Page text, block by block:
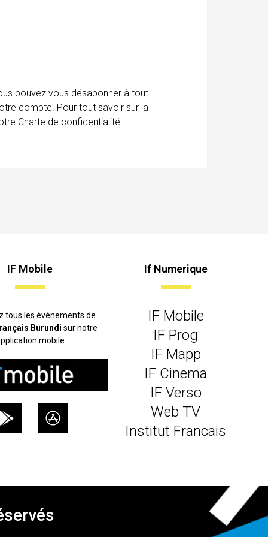
pouvez vous désabonner à tout
compte. Pour tout savoir sur la
Charte de confidentialité.
IF Mobile
tous les événements de
Burundisur notre
mobile
If Numerique
IF Mobile
IF Prog
IF Mapp
IF Cinema
IF Verso
Web TV
Institut Francais